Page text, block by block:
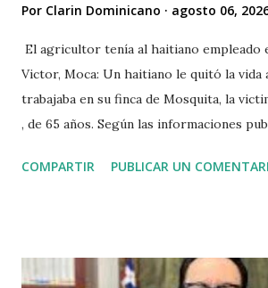
Por Clarin Dominicano agosto 06,
El agricultor tenía al haitiano empleado
Victor, Moca: Un haitiano le quitó la vida
trabajaba en su finca de Mosquita, la
, de 65 años. Según las informaciones
que el haitiano de inmediato se puso al
dinero, por lo que este a su vez se
COMPARTIR PUBLICAR UN